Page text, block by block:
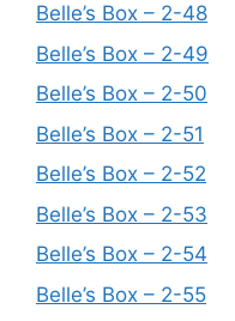
Belle’s Box – 2-48
Belle’s Box – 2-49
Belle’s Box – 2-50
Belle’s Box – 2-51
Belle’s Box – 2-52
Belle’s Box – 2-53
Belle’s Box – 2-54
Belle’s Box – 2-55